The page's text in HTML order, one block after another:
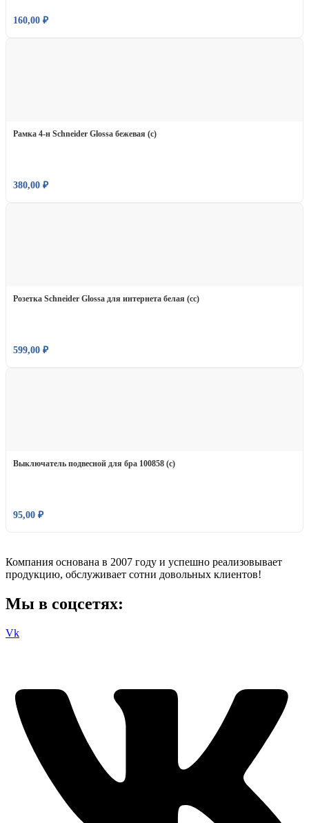
160,00 ₽
Рамка 4-н Schneider Glossa бежевая (с)
380,00 ₽
Розетка Schneider Glossa для интернета белая (сс)
599,00 ₽
Выключатель подвесной для бра 100858 (с)
95,00 ₽
Компания основана в 2007 году и успешно реализовывает
продукцию, обслуживает сотни довольных клиентов!
Мы в соцсетях:
Vk